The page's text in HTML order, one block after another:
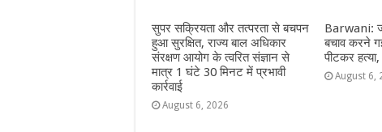
सुपर सक्रियता और तत्परता से बचपन
हुआ सुरक्षित, राज्य बाल अधिकार
संरक्षण आयोग के त्वरित संज्ञान से
मात्र 1 घंटे 30 मिनट में प्रभावी
कार्रवाई
August 6, 2026
Barwani:
बचाव करने
पीटकर
August 6,